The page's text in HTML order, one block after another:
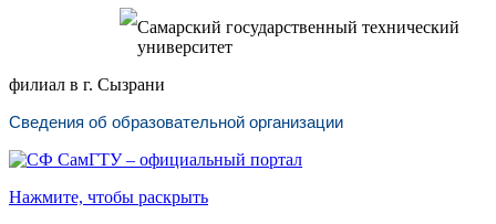
Самарский государственный технический
университет
филиал в г. Сызрани
Сведения об образовательной организации
Нажмите, чтобы раскрыть